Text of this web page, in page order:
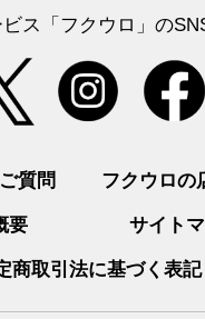
ス「フクウロ」の
質問 フクウロの
要 サイト
商取引法に基づく表記